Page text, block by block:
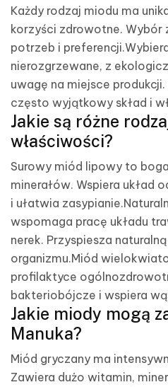
Każdy rodzaj miodu ma
korzyści zdrowotne. Wybór
potrzeb i
nierozgrzewane, z
uwagę na miejsce
często wyjątkowy skład i
Jakie są różne
właściwości?
Surowy miód lipowy to
minerałów. Wspiera układ
i ułatwia
wspomaga pracę układu
nerek. Przyspiesza
organizmu.Miód
profilaktyce
bakteriobójcze i wspiera
Jakie miody mogą
Manuka?
Miód gryczany ma
Zawiera dużo witamin,